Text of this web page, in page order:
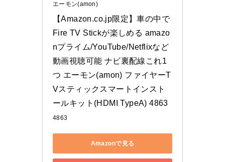
エーモン(amon)
【Amazon.co.jp限定】車の中で
Fire TV Stickが楽しめる amazo
nプライム/YouTube/Netflixなど
動画視聴可能 ナビ裏配線これ1
つ エーモン(amon) ファイヤーT
Vスティックスマートインスト
ールキット(HDMI TypeA) 4863
4863
Amazonで見る